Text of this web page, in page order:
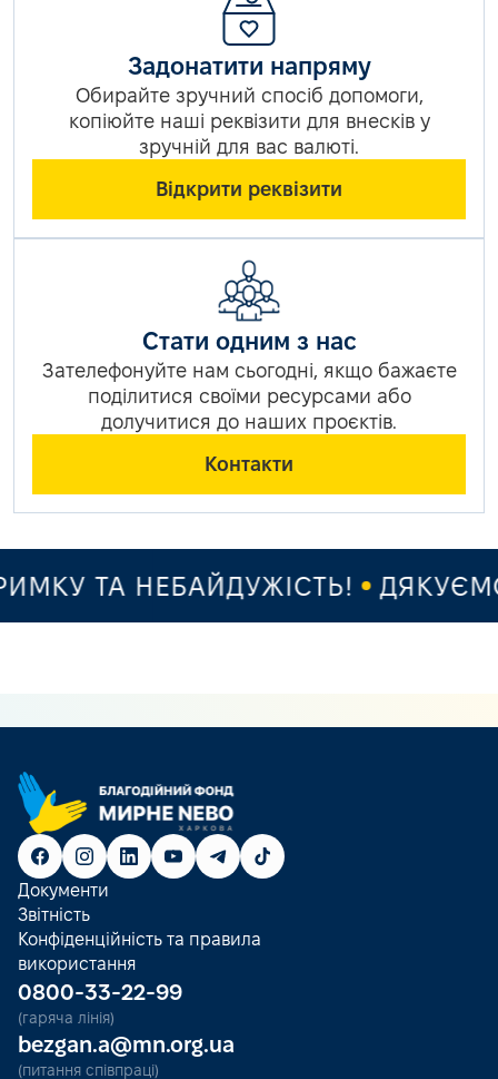
Задонатити напряму
Обирайте зручний спосіб допомоги,
копіюйте наші реквізити для внесків у
зручній для вас валюті.
Відкрити реквізити
Стати одним з нас
Зателефонуйте нам сьогодні, якщо бажаєте
поділитися своїми ресурсами або
долучитися до наших проєктів.
Контакти
ТА НЕБАЙДУЖІСТЬ! ДЯКУЄМО
Документи
Звітність
Конфіденційність та правила
використання
0800-33-22-99
(гаряча лінія)
bezgan.a@mn.org.ua
(питання співпраці)